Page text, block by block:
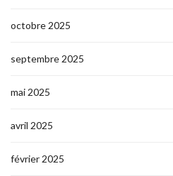
octobre 2025
septembre 2025
mai 2025
avril 2025
février 2025